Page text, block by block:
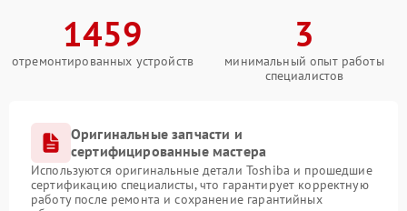
1459
отремонтированных устройств
3
минимальный опыт работы
специалистов
Оригинальные запчасти и
сертифицированные мастера
Используются оригинальные детали Toshiba и прошедшие
сертификацию специалисты, что гарантирует корректную
работу после ремонта и сохранение гарантийных